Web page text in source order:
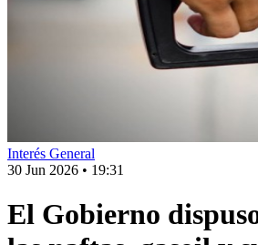
Interés General
30 Jun 2026 • 19:31
El Gobierno